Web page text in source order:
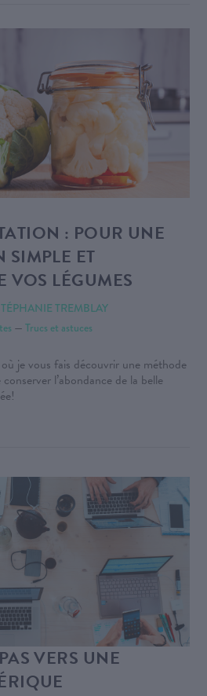
: POUR UNE
SIMPLE ET
VOS LÉGUMES
TREMBLAY
— Trucs et astuces
je vous fais découvrir une méthode
l’abondance de la belle
VERS UNE